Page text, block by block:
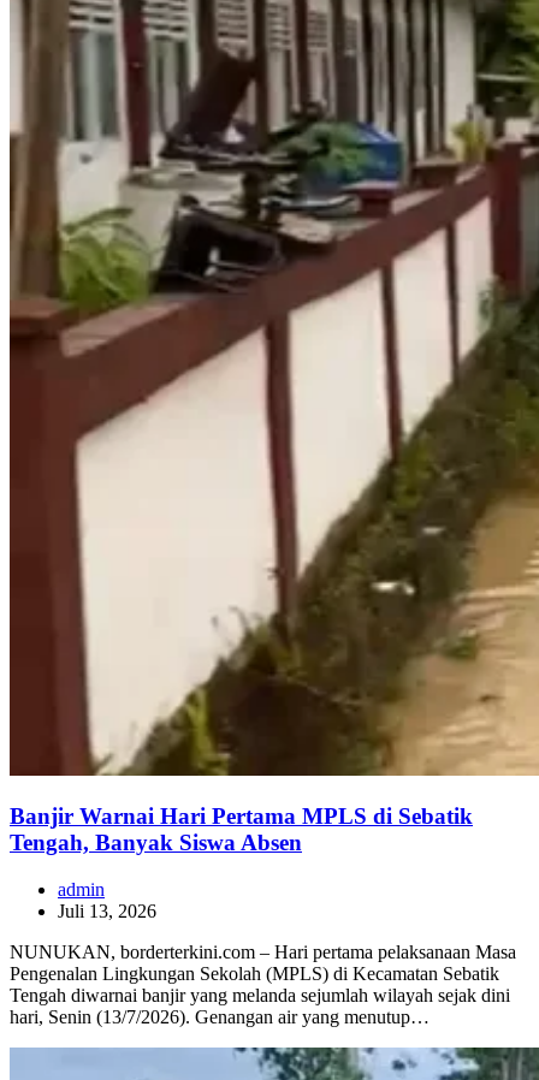
Banjir Warnai Hari Pertama MPLS di Sebatik
Tengah, Banyak Siswa Absen
admin
Juli 13, 2026
NUNUKAN, borderterkini.com – Hari pertama pelaksanaan Masa
Pengenalan Lingkungan Sekolah (MPLS) di Kecamatan Sebatik
Tengah diwarnai banjir yang melanda sejumlah wilayah sejak dini
hari, Senin (13/7/2026). Genangan air yang menutup…